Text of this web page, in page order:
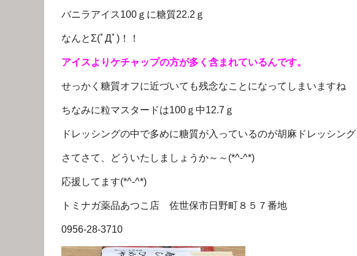
バニラアイス100ｇに糖質22.2ｇ
なんとΣ(ﾟДﾟ)！！
アイスよりケチャップの方が多く含まれているんです。
せっかく糖質オフに近づいても残念なことになってしまいますね
ちなみに粒マスタードは100ｇ中12.7ｇ
ドレッシングの中で多めに糖質が入っているのが胡麻ドレッシン
さてさて、どういたしましょうか～～(*^-^*)
応援してます(*^-^*)
トミナガ薬品あつこ店 佐世保市日野町８５７番地
0956-28-3710